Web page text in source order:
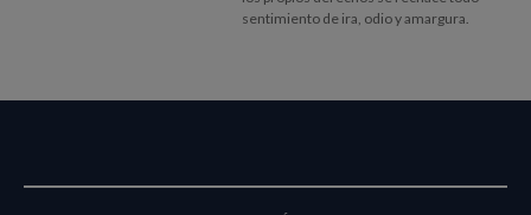
sentimiento de ira, odio y amargura.